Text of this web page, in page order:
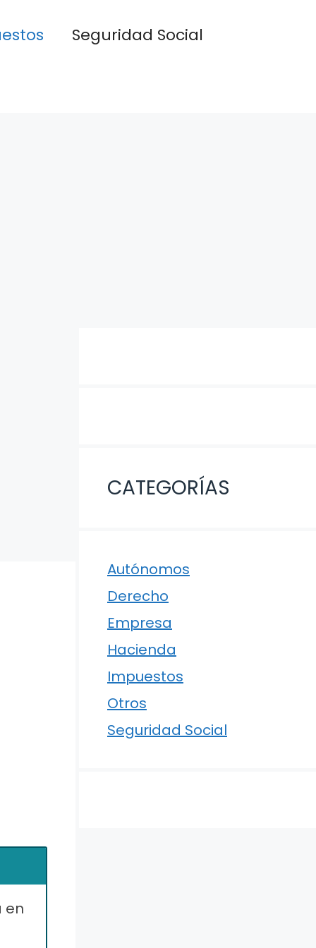
Seguridad Social
en
CATEGORÍAS
Autónomos
Derecho
Empresa
Hacienda
Impuestos
Otros
Seguridad Social